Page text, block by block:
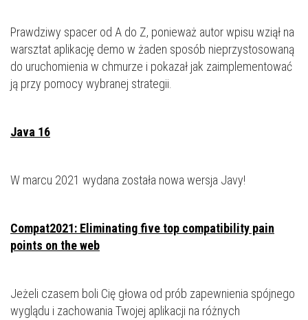
Prawdziwy spacer od A do Z, ponieważ autor wpisu wziął na
warsztat aplikację demo w żaden sposób nieprzystosowaną
do uruchomienia w chmurze i pokazał jak zaimplementować
ją przy pomocy wybranej strategii.
Java 16
W marcu 2021 wydana została nowa wersja Javy!
Compat2021: Eliminating five top compatibility pain
points on the web
Jeżeli czasem boli Cię głowa od prób zapewnienia spójnego
wyglądu i zachowania Twojej aplikacji na różnych